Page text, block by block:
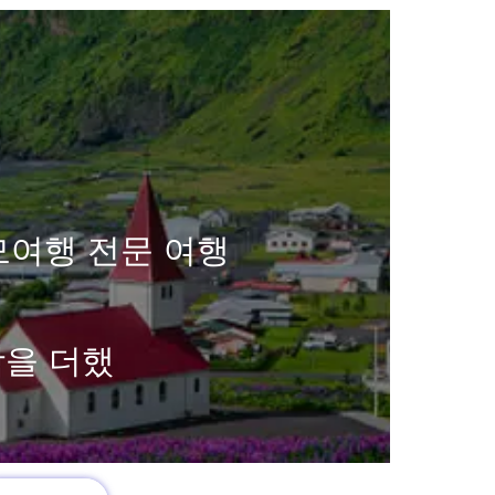
행 전문 여행
더했